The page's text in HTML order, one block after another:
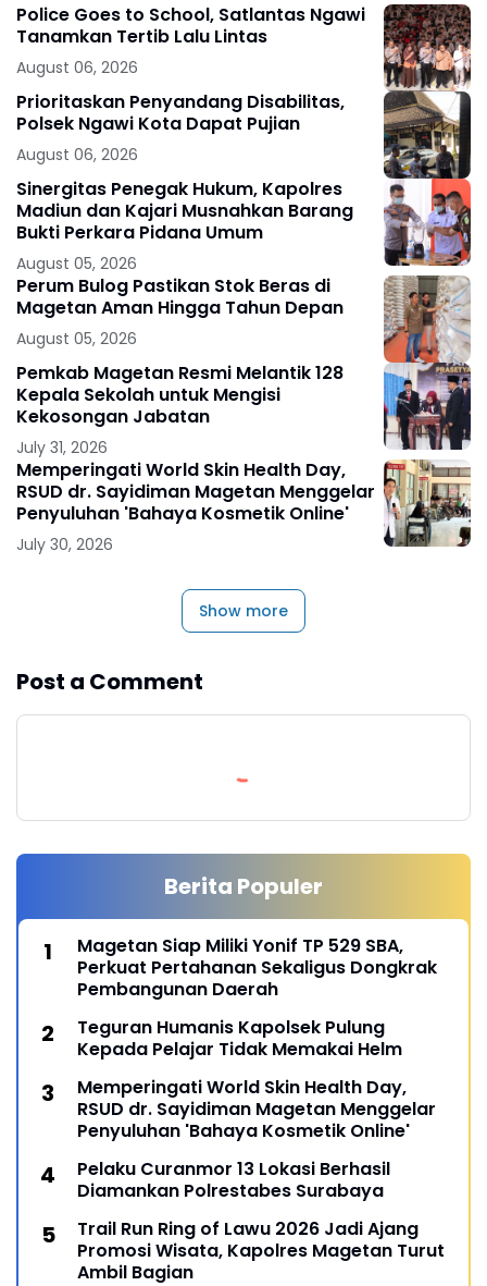
Police Goes to School, Satlantas Ngawi
Tanamkan Tertib Lalu Lintas
August 06, 2026
Prioritaskan Penyandang Disabilitas,
Polsek Ngawi Kota Dapat Pujian
August 06, 2026
Sinergitas Penegak Hukum, Kapolres
Madiun dan Kajari Musnahkan Barang
Bukti Perkara Pidana Umum
August 05, 2026
Perum Bulog Pastikan Stok Beras di
Magetan Aman Hingga Tahun Depan
August 05, 2026
Pemkab Magetan Resmi Melantik 128
Kepala Sekolah untuk Mengisi
Kekosongan Jabatan
July 31, 2026
Memperingati World Skin Health Day,
RSUD dr. Sayidiman Magetan Menggelar
Penyuluhan 'Bahaya Kosmetik Online'
July 30, 2026
Show more
Post a Comment
Berita Populer
Magetan Siap Miliki Yonif TP 529 SBA,
Perkuat Pertahanan Sekaligus Dongkrak
Pembangunan Daerah
Teguran Humanis Kapolsek Pulung
Kepada Pelajar Tidak Memakai Helm
Memperingati World Skin Health Day,
RSUD dr. Sayidiman Magetan Menggelar
Penyuluhan 'Bahaya Kosmetik Online'
Pelaku Curanmor 13 Lokasi Berhasil
Diamankan Polrestabes Surabaya
Trail Run Ring of Lawu 2026 Jadi Ajang
Promosi Wisata, Kapolres Magetan Turut
Ambil Bagian